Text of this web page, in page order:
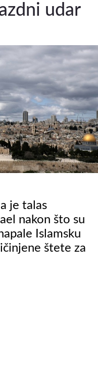
udar
je talas
nakon što su
Islamsku
štete za